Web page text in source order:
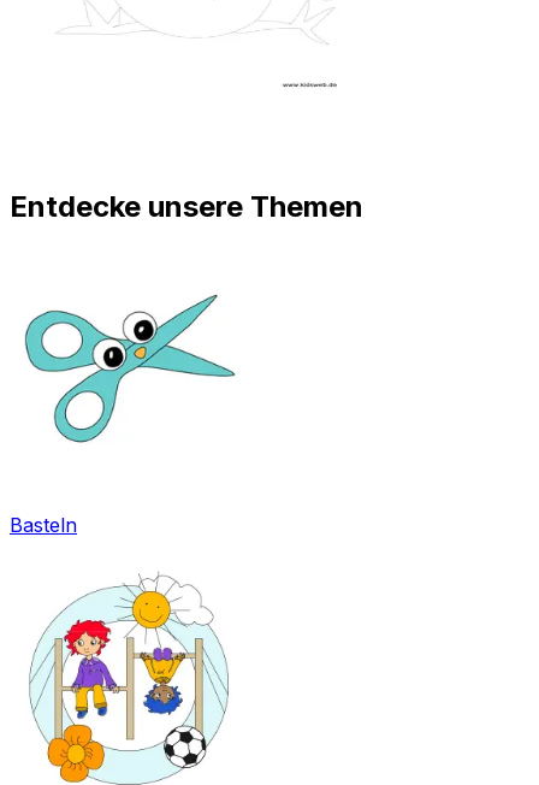
Entdecke unsere Themen
Basteln